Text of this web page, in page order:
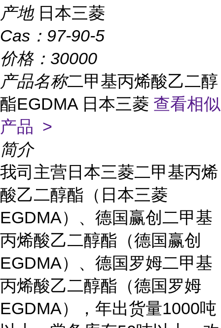
产地 日本三菱
Cas： 97-90-5
价格： 30000
产品名称二甲基丙烯酸乙二醇
酯EGDMA 日本三菱 查看相似
产品 >
简介
我司主营日本三菱二甲基丙烯
酸乙二醇酯（日本三菱
EGDMA）、德国赢创二甲基
丙烯酸乙二醇酯（德国赢创
EGDMA）、德国罗姆二甲基
丙烯酸乙二醇酯（德国罗姆
EGDMA），年出货量1000吨